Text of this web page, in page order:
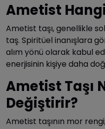
Ametist Hangi
Ametist taşı, genellikle
taş. Spiritüel inanışlara
alım yönü olarak kabul
enerjisinin kişiye daha
Ametist Taşı
Değiştirir?
Ametist taşının mor